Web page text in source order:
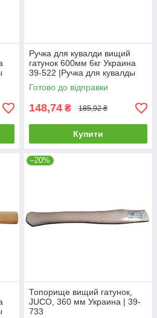
Ручка для кувалди вищий
гатунок 600мм 6кг Украина
39-522 |Ручка для кувалды
высший сорт 600мм 6кг
Украина
Готово до відправки
148,74 ₴ 185,92 ₴
Купити
–20%
Топорище вищий гатунок,
JUCO, 360 мм Украина | 39-
733